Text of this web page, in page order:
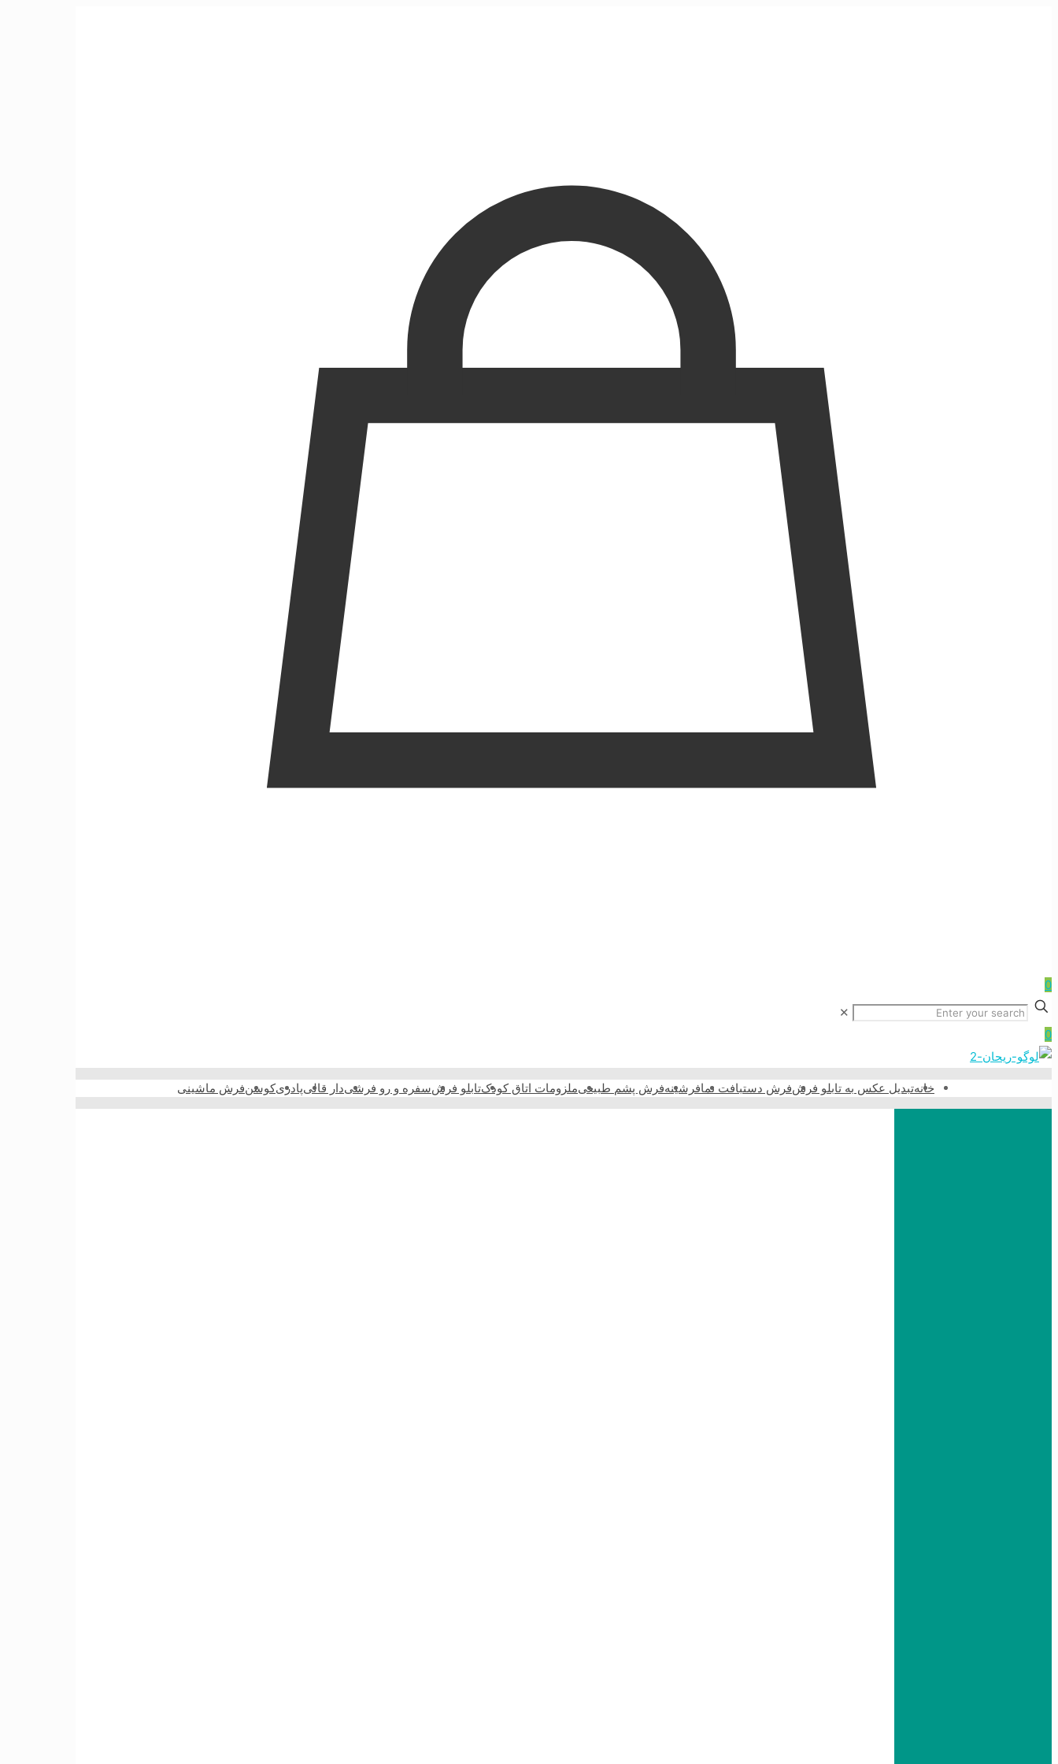
0
✕
0
خانهتبدیل عکس به تابلو فرشفرش دستبافت نمافرشینهفرش پشم طبیعیملزومات اتاق کودکتابلو فرشسفره و رو فرشیدار قالیپادریکوسنفرش ماشینی